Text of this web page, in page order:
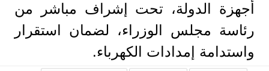
أجهزة الدولة، تحت إشراف مباشر من
رئاسة مجلس الوزراء، لضمان استقرار
واستدامة إمدادات الكهرباء.